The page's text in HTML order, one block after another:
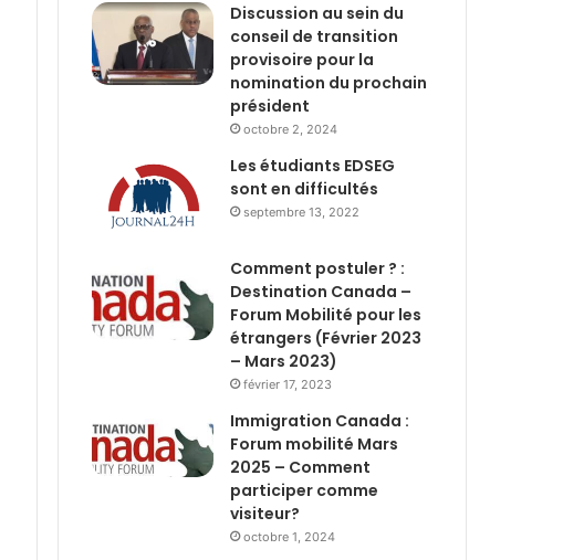
Discussion au sein du
conseil de transition
provisoire pour la
nomination du prochain
président
octobre 2, 2024
Les étudiants EDSEG
sont en difficultés
septembre 13, 2022
Comment postuler ? :
Destination Canada –
Forum Mobilité pour les
étrangers (Février 2023
– Mars 2023)
février 17, 2023
Immigration Canada :
Forum mobilité Mars
2025 – Comment
participer comme
visiteur?
octobre 1, 2024